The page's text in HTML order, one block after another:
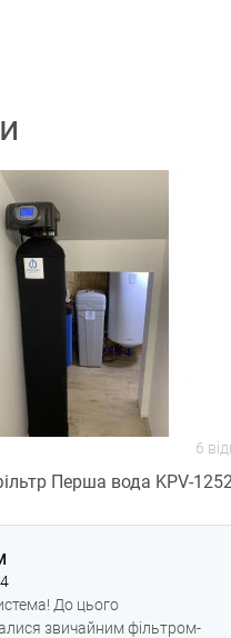
6
Перша вода KPV-
До цього
звичайним фільтром-